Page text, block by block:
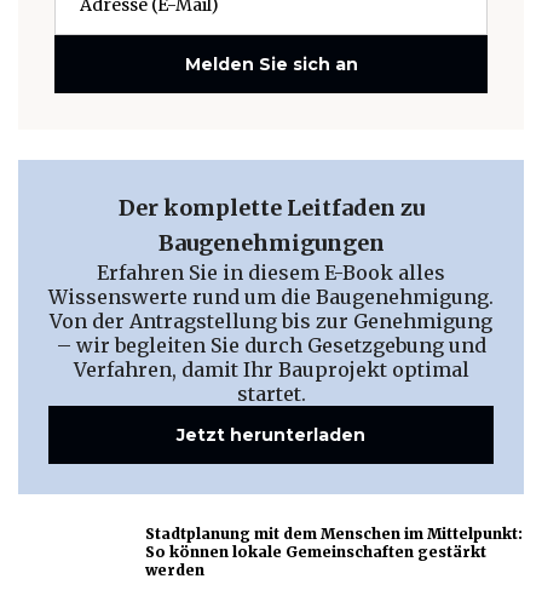
Melden Sie sich an
Der komplette Leitfaden zu
Baugenehmigungen
Erfahren Sie in diesem E-Book alles
Wissenswerte rund um die Baugenehmigung.
Von der Antragstellung bis zur Genehmigung
– wir begleiten Sie durch Gesetzgebung und
Verfahren, damit Ihr Bauprojekt optimal
startet.
Jetzt herunterladen
Stadtplanung mit dem Menschen im Mittelpunkt:
So können lokale Gemeinschaften gestärkt
werden